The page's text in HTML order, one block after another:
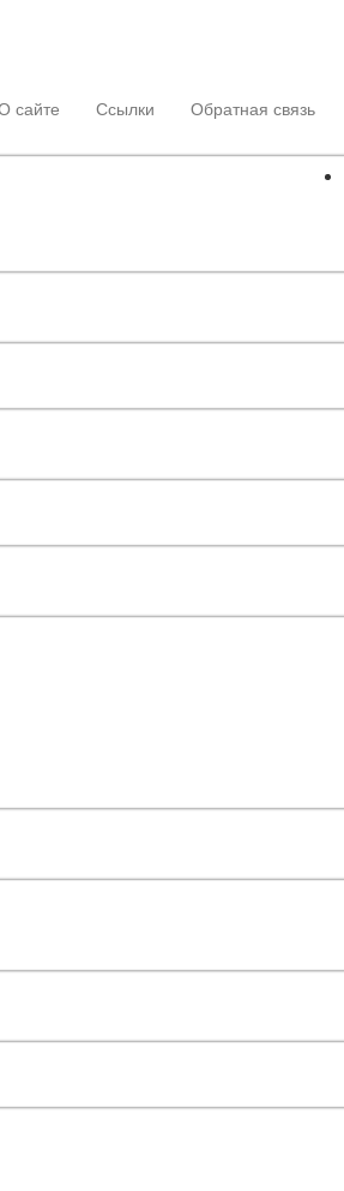
сайте Ссылки Обратная связь